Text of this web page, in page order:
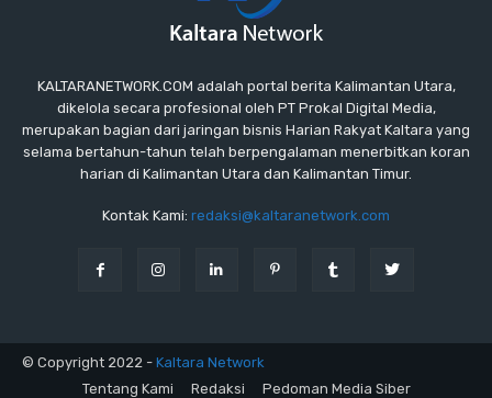
KALTARANETWORK.COM adalah portal berita Kalimantan Utara,
dikelola secara profesional oleh PT Prokal Digital Media,
merupakan bagian dari jaringan bisnis Harian Rakyat Kaltara yang
selama bertahun-tahun telah berpengalaman menerbitkan koran
harian di Kalimantan Utara dan Kalimantan Timur.
Kontak Kami: redaksi@kaltaranetwork.com
© Copyright 2022 - Kaltara Network
Tentang Kami
Redaksi Pedoman Media Siber